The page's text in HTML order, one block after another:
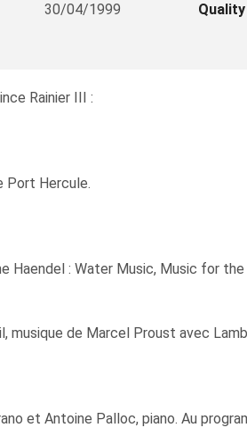
30/04/1999
Rainier III :
Port Hercule.
: Water Music, Music for
de Marcel Proust avec
et Antoine Palloc, piano. Au